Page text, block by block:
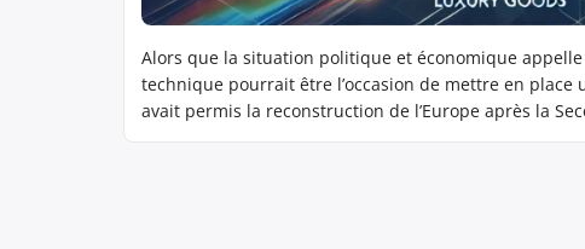
Alors que la situation politique et économique
technique pourrait être l’occasion de mettre en
avait permis la reconstruction de l’Europe après la